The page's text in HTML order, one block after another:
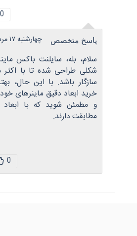
0
پاسخ متخصص چهارشنبه ۱۷ مرداد ۱۴۰۳ - ۱۴:۴۹
شکلی طراحی شده تا با اکثر
سازگار باشد. با این حال،
خرید ابعاد دقیق ماینرهای
و مطمئن شوید که با
مطابقت دارند.
0